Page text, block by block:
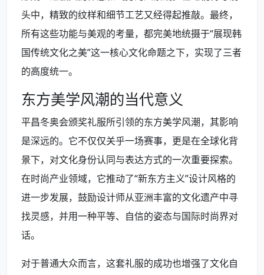
头中，精致的纹样和细节工艺又经得起推敲。最终，
所有这些功能与美观的考量，都完美地统摄于“展现韩
国传统文化之美”这一核心文化命题之下，实现了三者
的高度统一。
东方美学风潮的当代意义
平昌冬奥会颁奖礼服所引领的东方美学风潮，其影响
是深远的。它不仅仅关乎一场赛事，更是在全球化背
景下，对文化身份认同与表达方式的一次重要探索。
在时尚产业领域，它推动了“新东方主义”设计风格的
进一步发展，鼓励设计师从亚洲丰富的文化遗产中寻
找灵感，并用一种平等、自信的姿态与国际时尚界对
话。
对于普通大众而言，这套礼服的成功也增强了文化自